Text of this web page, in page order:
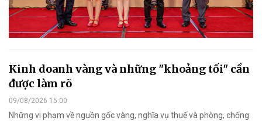
Kinh doanh vàng và những "khoảng tối" cần
được làm rõ
09/08/2026 15:00
Những vi phạm về nguồn gốc vàng, nghĩa vụ thuế và phòng, chống